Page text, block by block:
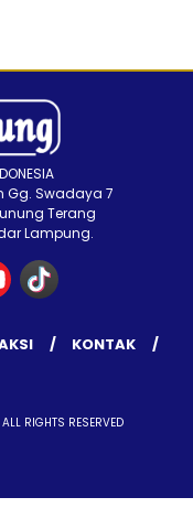
Gg. Swadaya 7
Terang
Lampung.
KONTAK
RIGHTS RESERVED